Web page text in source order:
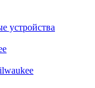
устройства